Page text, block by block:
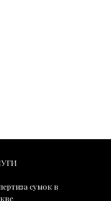
сумок в